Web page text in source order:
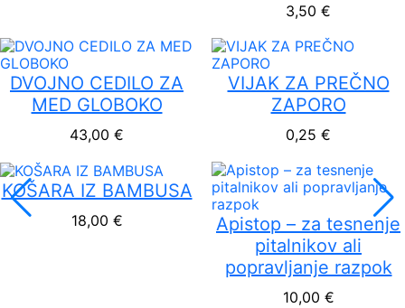
3,50 €
DVOJNO CEDILO ZA
MED GLOBOKO
43,00 €
VIJAK ZA PREČNO
ZAPORO
0,25 €
KOŠARA IZ BAMBUSA
18,00 €
Apistop – za tesnenje
pitalnikov ali
popravljanje razpok
10,00 €